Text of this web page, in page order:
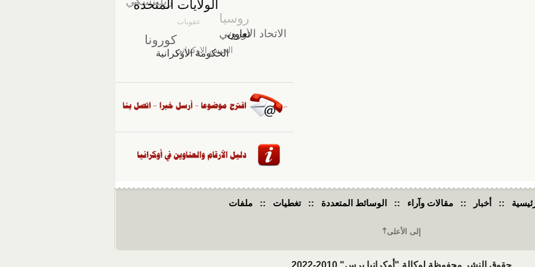
:: أخبار :: مقالات وآراء :: الوسائط المتعددة :: تغطيات :: ملفات
إلى الأعلى
حقوق النشر محفوظة لوكالة "أوكرانيا برس" 2010-2022